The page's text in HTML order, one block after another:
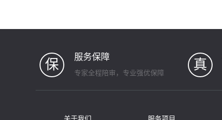
保 服务保障
专家全程陪审，专业强优保障
真